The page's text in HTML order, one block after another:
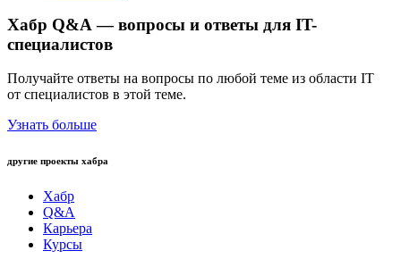
Хабр Q&A — вопросы и ответы для IT-
специалистов
Получайте ответы на вопросы по любой теме из области IT
от специалистов в этой теме.
Узнать больше
другие проекты хабра
Хабр
Q&A
Карьера
Курсы